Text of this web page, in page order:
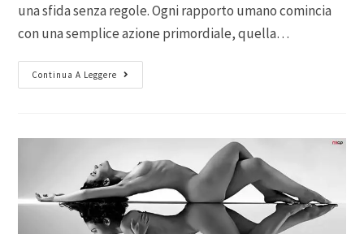
una sfida senza regole. Ogni rapporto umano comincia
con una semplice azione primordiale, quella…
Continua A Leggere